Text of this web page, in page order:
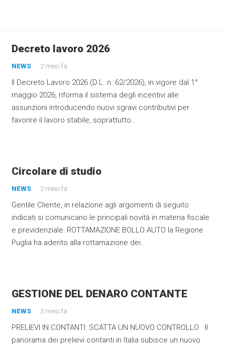
Decreto lavoro 2026
NEWS 2 mesi fa
Il Decreto Lavoro 2026 (D.L. n. 62/2026), in vigore dal 1°
maggio 2026, riforma il sistema degli incentivi alle
assunzioni introducendo nuovi sgravi contributivi per
favorire il lavoro stabile, soprattutto…
Circolare di studio
NEWS 2 mesi fa
Gentile Cliente, in relazione agli argomenti di seguito
indicati si comunicano le principali novità in materia fiscale
e previdenziale: ROTTAMAZIONE BOLLO AUTO la Regione
Puglia ha aderito alla rottamazione dei…
GESTIONE DEL DENARO CONTANTE
NEWS 3 mesi fa
PRELIEVI IN CONTANTI: SCATTA UN NUOVO CONTROLLO Il
panorama dei prelievi contanti in Italia subisce un nuovo